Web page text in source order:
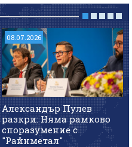
08.07.2026
Александър Пулев
разкри: Няма рамково
споразумение с
"Райнметал"